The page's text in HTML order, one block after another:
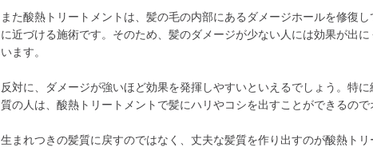
また酸熱トリートメントは、髪の毛の内部にあるダメージホールを修復
に近づける施術です。そのため、髪のダメージが少ない人には効果が出に
います。
反対に、ダメージが強いほど効果を発揮しやすいといえるでしょう。特
質の人は、酸熱トリートメントで髪にハリやコシを出すことができるので
生まれつきの髪質に戻すのではなく、丈夫な髪質を作り出すのが酸熱ト